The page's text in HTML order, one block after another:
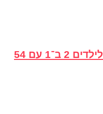
דינוזאור ארגז כלי עבודה לילדים 2 ב־1 עם 54